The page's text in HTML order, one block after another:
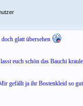
glatt übersehen
euch schön das Bauchi
gefällt ja ihr Bostenkleid so